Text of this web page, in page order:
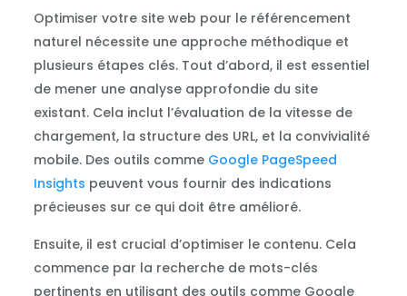
Optimiser votre site web pour le référencement
naturel nécessite une approche méthodique et
plusieurs étapes clés. Tout d’abord, il est essentiel
de mener une analyse approfondie du site
existant. Cela inclut l’évaluation de la vitesse de
chargement, la structure des URL, et la convivialité
mobile. Des outils comme Google PageSpeed
Insights peuvent vous fournir des indications
précieuses sur ce qui doit être amélioré.
Ensuite, il est crucial d’optimiser le contenu. Cela
commence par la recherche de mots-clés
pertinents en utilisant des outils comme Google